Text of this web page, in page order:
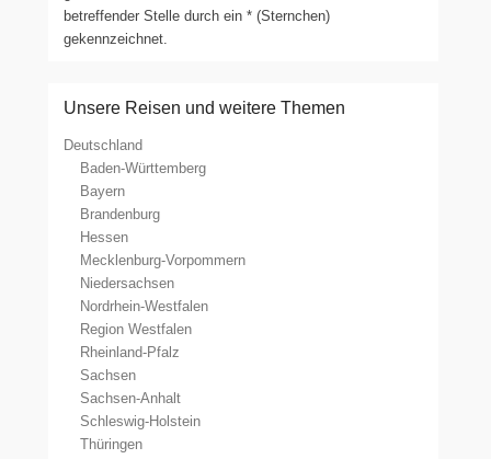
betreffender Stelle durch ein * (Sternchen)
gekennzeichnet.
Unsere Reisen und weitere Themen
Deutschland
Baden-Württemberg
Bayern
Brandenburg
Hessen
Mecklenburg-Vorpommern
Niedersachsen
Nordrhein-Westfalen
Region Westfalen
Rheinland-Pfalz
Sachsen
Sachsen-Anhalt
Schleswig-Holstein
Thüringen